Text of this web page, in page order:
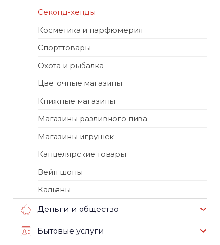
Секонд-хенды
Косметика и парфюмерия
Спорттовары
Охота и рыбалка
Цветочные магазины
Книжные магазины
Магазины разливного пива
Магазины игрушек
Канцелярские товары
Вейп шопы
Кальяны
Деньги и общество
Бытовые услуги